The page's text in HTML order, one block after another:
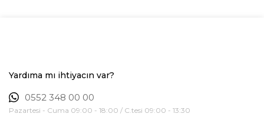
Yardıma mı ihtiyacın var?
0552 348 00 00
Pazartesi - Cuma 09:00 - 18:00 / C.tesi 09:00 - 13:30